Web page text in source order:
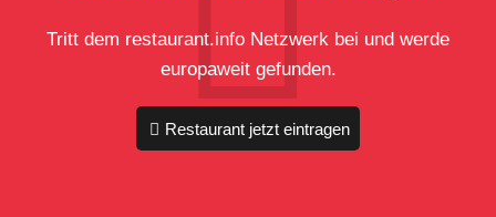
Tritt dem restaurant.info Netzwerk bei und werde
europaweit gefunden.
Restaurant jetzt eintragen